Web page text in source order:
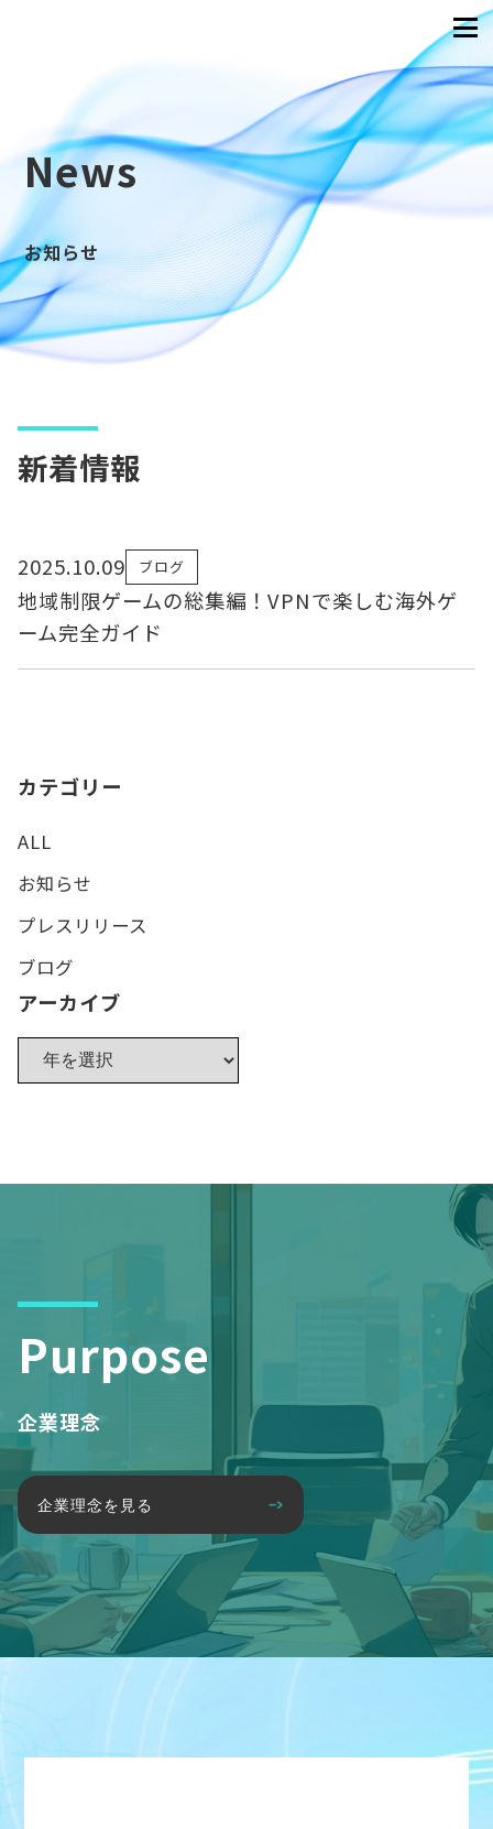
News
お知らせ
新着情報
2025.10.09 ブログ
地域制限ゲームの総集編！VPNで楽しむ海外ゲ
ーム完全ガイド
カテゴリー
ALL
お知らせ
プレスリリース
ブログ
アーカイブ
Purpose
企業理念
企業理念を見る